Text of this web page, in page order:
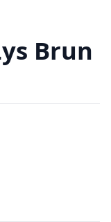
Brun